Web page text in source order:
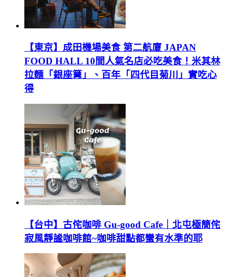
【東京】成田機場美食 第二航廈 JAPAN
FOOD HALL 10間人氣名店必吃美食！米其林
拉麵「銀座篝」、百年「四代目菊川」實吃心
得
【台中】古侘咖啡 Gu-good Cafe｜北屯極簡侘
寂風靜謐咖啡館~咖啡甜點都蠻有水準的耶